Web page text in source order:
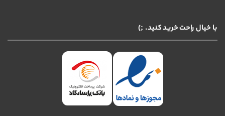
با خیال راحت خرید کنید. ;)